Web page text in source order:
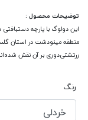
توضیحات محصول :
این دولوگ با پارچه
منطقه مینودشت در استان
زرتشتی‌دوزی بر آن نقش
رنگ